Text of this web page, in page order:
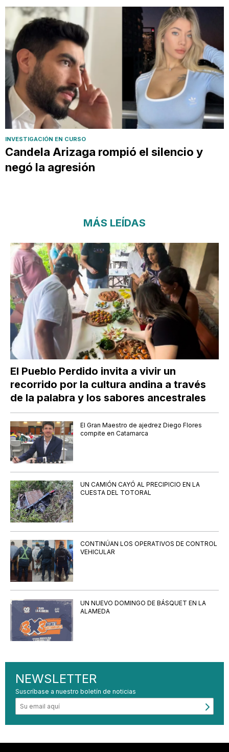
INVESTIGACIÓN EN CURSO
Candela Arizaga rompió el silencio y
negó la agresión
MÁS LEÍDAS
El Pueblo Perdido invita a vivir un
recorrido por la cultura andina a través
de la palabra y los sabores ancestrales
El Gran Maestro de ajedrez Diego Flores
compite en Catamarca
UN CAMIÓN CAYÓ AL PRECIPICIO EN LA
CUESTA DEL TOTORAL
CONTINÚAN LOS OPERATIVOS DE CONTROL
VEHICULAR
UN NUEVO DOMINGO DE BÁSQUET EN LA
ALAMEDA
NEWSLETTER
Suscríbase a nuestro boletín de noticias